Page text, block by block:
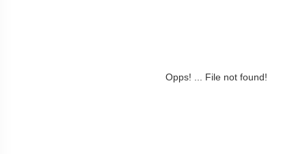
Opps! ... File not found!